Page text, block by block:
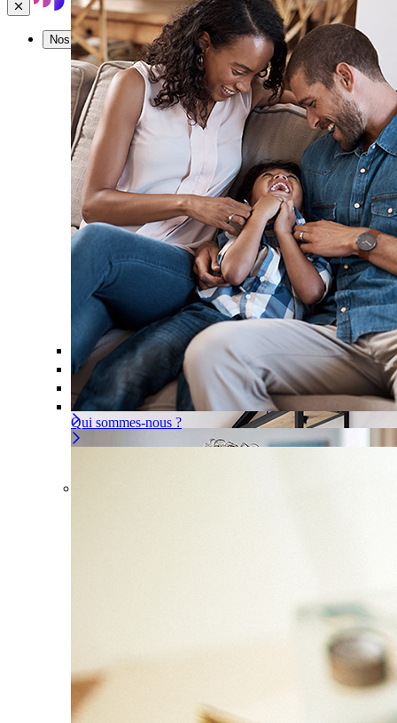
Offre À la carte Gérer ou déléguer votre sécurité, à vous
Pour un appartement Une installation adaptée à votre
Les problèmes couverts
Qui sommes-nous ?
Fermer
Nos offres